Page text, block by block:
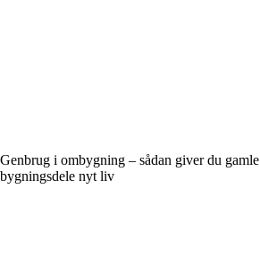
Genbrug i ombygning – sådan giver du gamle
bygningsdele nyt liv